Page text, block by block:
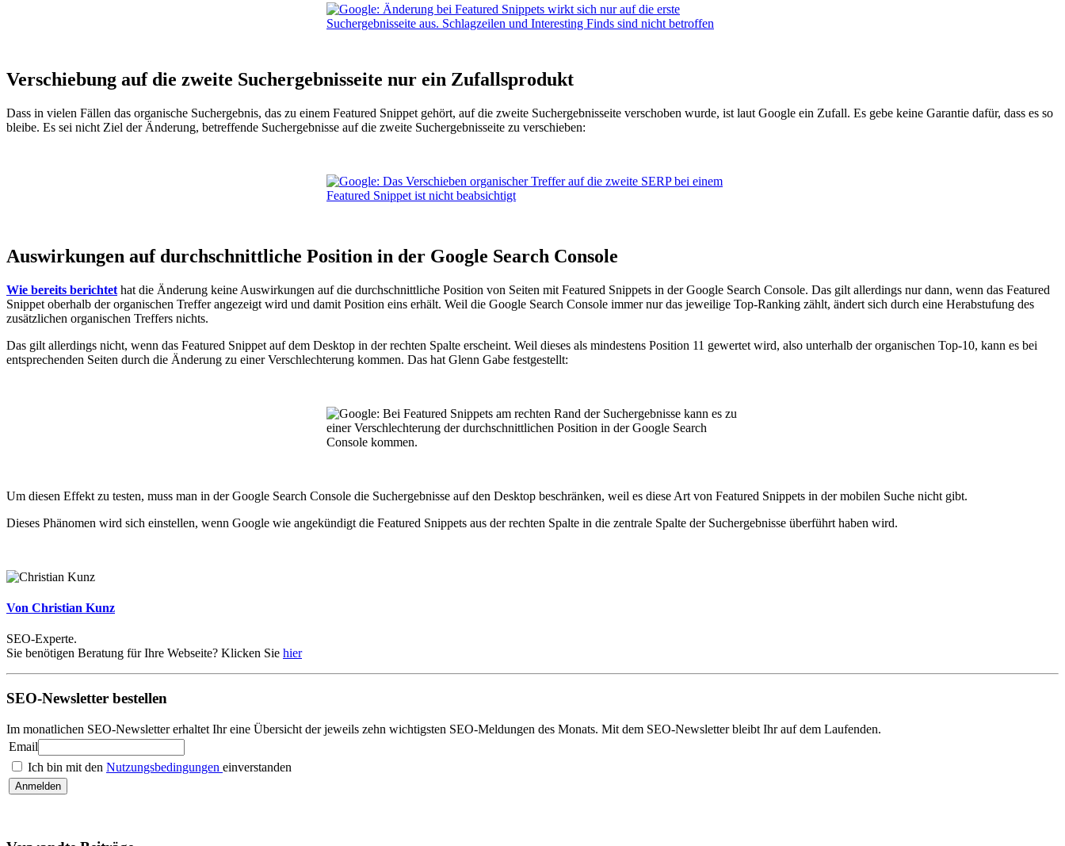
Verschiebung auf die zweite Suchergebnisseite nur ein Zufallsprodukt
Dass in vielen Fällen das organische Suchergebnis, das zu einem Featured Snippet gehört, auf die zweite Suchergebnisseite verschoben wurde, ist laut Google ein Zufall. Es gebe keine Garantie dafür, dass es so
bleibe. Es sei nicht Ziel der Änderung, betreffende Suchergebnisse auf die zweite Suchergebnisseite zu verschieben:
Auswirkungen auf durchschnittliche Position in der Google Search Console
Wie bereits berichtet hat die Änderung keine Auswirkungen auf die durchschnittliche Position von Seiten mit Featured Snippets in der Google Search Console. Das gilt allerdings nur dann, wenn das Featured
Snippet oberhalb der organischen Treffer angezeigt wird und damit Position eins erhält. Weil die Google Search Console immer nur das jeweilige Top-Ranking zählt, ändert sich durch eine Herabstufung des
zusätzlichen organischen Treffers nichts.
Das gilt allerdings nicht, wenn das Featured Snippet auf dem Desktop in der rechten Spalte erscheint. Weil dieses als mindestens Position 11 gewertet wird, also unterhalb der organischen Top-10, kann es bei
entsprechenden Seiten durch die Änderung zu einer Verschlechterung kommen. Das hat Glenn Gabe festgestellt:
Um diesen Effekt zu testen, muss man in der Google Search Console die Suchergebnisse auf den Desktop beschränken, weil es diese Art von Featured Snippets in der mobilen Suche nicht gibt.
Dieses Phänomen wird sich einstellen, wenn Google wie angekündigt die Featured Snippets aus der rechten Spalte in die zentrale Spalte der Suchergebnisse überführt haben wird.
Von Christian Kunz
SEO-Experte.
Sie benötigen Beratung für Ihre Webseite? Klicken Sie hier
SEO-Newsletter bestellen
Im monatlichen SEO-Newsletter erhaltet Ihr eine Übersicht der jeweils zehn wichtigsten SEO-Meldungen des Monats. Mit dem SEO-Newsletter bleibt Ihr auf dem Laufenden.
Email
Ich bin mit den Nutzungsbedingungen einverstanden